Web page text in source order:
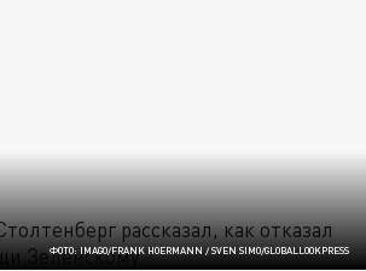
ФОТО: IMAGO/FRANK HOERMANN / SVEN SIMO/GLOBALLOOKPRESS